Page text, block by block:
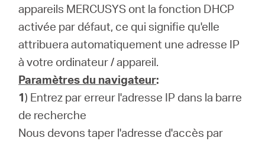
appareils MERCUSYS ont la fonction DHCP
activée par défaut, ce qui signifie qu'elle
attribuera automatiquement une adresse IP
à votre ordinateur / appareil.
Paramètres du navigateur:
1) Entrez par erreur l'adresse IP dans la barre
de recherche
Nous devons taper l'adresse d'accès par